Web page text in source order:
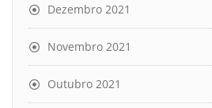
Dezembro 2021
Novembro 2021
Outubro 2021